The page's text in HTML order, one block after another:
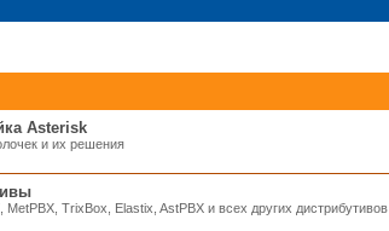
Asterisk
и их решения
TrixBox, Elastix, AstPBX и всех других дистрибутивов